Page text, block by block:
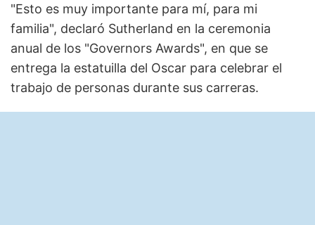
"Esto es muy importante para mí, para mi
familia", declaró Sutherland en la ceremonia
anual de los "Governors Awards", en que se
entrega la estatuilla del Oscar para celebrar el
trabajo de personas durante sus carreras.